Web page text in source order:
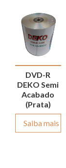
DVD-R
DEKO Semi
Acabado
(Prata)
Saiba mais